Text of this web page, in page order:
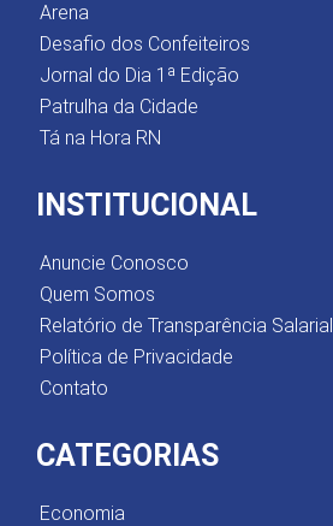
Arena
Desafio dos Confeiteiros
Jornal do Dia 1ª Edição
Patrulha da Cidade
Tá na Hora RN
INSTITUCIONAL
Anuncie Conosco
Quem Somos
Relatório de Transparência Salarial
Política de Privacidade
Contato
CATEGORIAS
Economia